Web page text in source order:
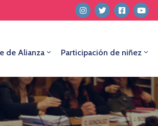
de Alianza Participación de niñez